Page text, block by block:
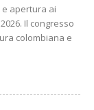
apertura ai
Il congresso
colombiana e